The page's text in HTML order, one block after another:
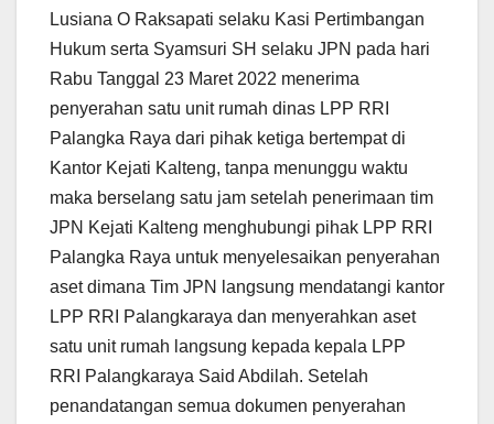
Lusiana O Raksapati selaku Kasi Pertimbangan
Hukum serta Syamsuri SH selaku JPN pada hari
Rabu Tanggal 23 Maret 2022 menerima
penyerahan satu unit rumah dinas LPP RRI
Palangka Raya dari pihak ketiga bertempat di
Kantor Kejati Kalteng, tanpa menunggu waktu
maka berselang satu jam setelah penerimaan tim
JPN Kejati Kalteng menghubungi pihak LPP RRI
Palangka Raya untuk menyelesaikan penyerahan
aset dimana Tim JPN langsung mendatangi kantor
LPP RRI Palangkaraya dan menyerahkan aset
satu unit rumah langsung kepada kepala LPP
RRI Palangkaraya Said Abdilah. Setelah
penandatangan semua dokumen penyerahan